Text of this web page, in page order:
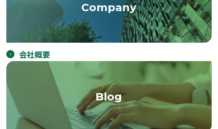
Company
会社概要
Blog